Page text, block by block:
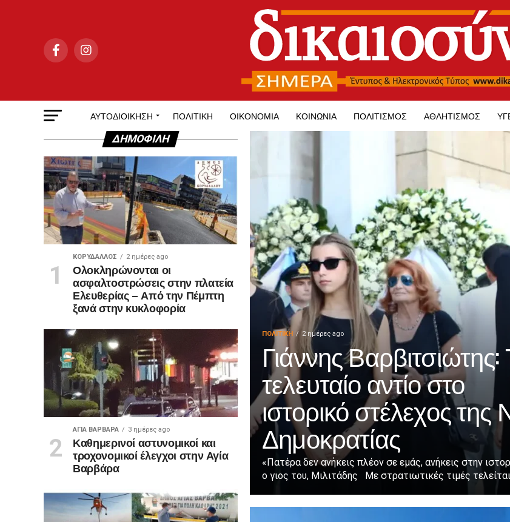
ΑΥΤΟΔΙΟΊΚΗΣΗ ΠΟΛΙΤΙΚΉ ΟΙΚΟΝΟΜΊΑ ΚΟΙΝΩΝΊΑ ΠΟΛΙΤΙΣΜΌΣ ΑΘΛΗΤΙΣΜΌΣ
ΠΟΛΙΤΙΚΉ 2 ημέρες ago
Γιάννης Βαρβιτσιώτης:
τελευταίο αντίο στο
ιστορικό στέλεχος της
Δημοκρατίας
«Πατέρα δεν ανήκεις πλέον σε εμάς, ανήκεις στην
ο γιος του, Μιλιτάδης Με στρατιωτικές τιμές τελείται
ΔΗΜΟΦΙΛΉ
ΚΟΡΥΔΑΛΛΟΣ 2 ημέρες ago
Ολοκληρώνονται οι
ασφαλτοστρώσεις στην πλατεία
Ελευθερίας – Από την Πέμπτη
ξανά στην κυκλοφορία
ΑΓΙΑ ΒΑΡΒΑΡΑ 3 ημέρες ago
Καθημερινοί αστυνομικοί και
τροχονομικοί έλεγχοι στην Αγία
Βαρβάρα